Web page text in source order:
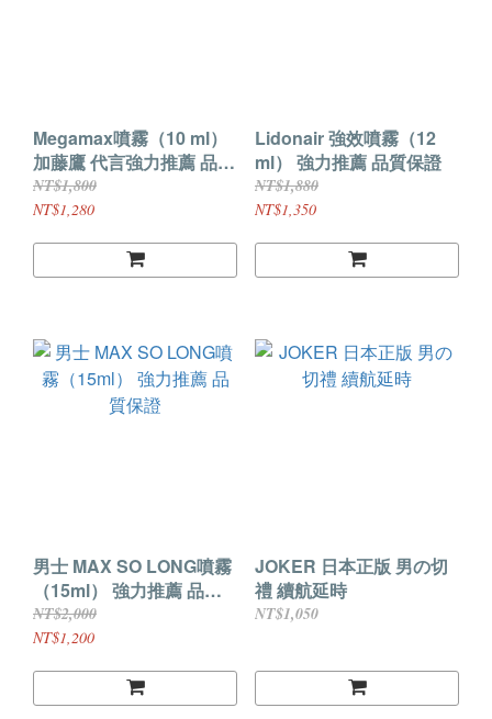
Megamax噴霧（10 ml）
加藤鷹 代言強力推薦 品質
保證
NT$1,800
NT$1,280
Lidonair 強效噴霧（12
ml） 強力推薦 品質保證
NT$1,880
NT$1,350
男士 MAX SO LONG噴霧
（15ml） 強力推薦 品質
保證
NT$2,000
NT$1,200
JOKER 日本正版 男の切
禮 續航延時
NT$1,050